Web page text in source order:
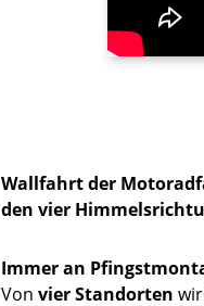
Wallfahrt der
den vier
Immer an
Von vier Standorten